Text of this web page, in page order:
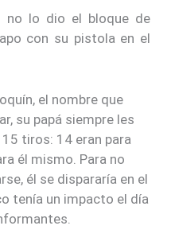
no lo dio el bloque de
con su pistola en el
el nombre que
su papá siempre les
tiros: 14 eran para
él mismo. Para no
él se dispararía en el
tenía un impacto el día